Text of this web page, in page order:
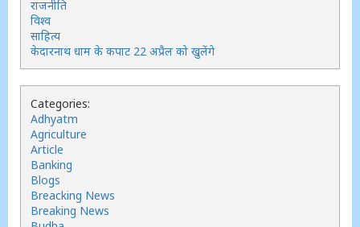
राजनीति
विश्व
साहित्य
केदारनाथ धाम के कपाट 22 अप्रैल को खुलेंगे
Categories:
Adhyatm
Agriculture
Article
Banking
Blogs
Breacking News
Breaking News